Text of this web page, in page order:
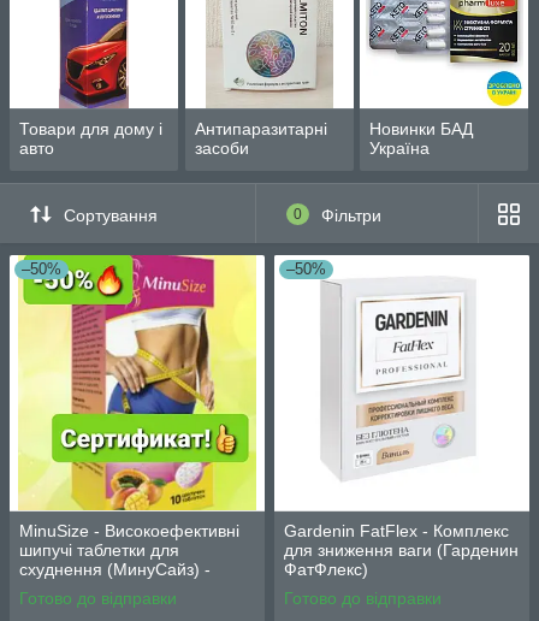
Товари для дому і
авто
Антипаразитарні
засоби
Новинки БАД
Україна
Сортування 0 Фільтри
–50%
MinuSize - Високоефективні
шипучі таблетки для
схуднення (МинуСайз) -
ОРИГІНАЛ
Готово до відправки
–50%
Gardenin FatFlex - Комплекс
для зниження ваги (Гарденин
ФатФлекс)
Готово до відправки